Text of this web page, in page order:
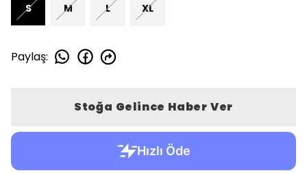
S M L XL
Paylaş:
Stoğa Gelince Haber Ver